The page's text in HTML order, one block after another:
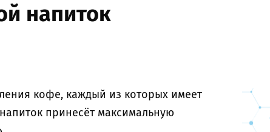
напиток
кофе, каждый из которых имеет
принесёт максимальную